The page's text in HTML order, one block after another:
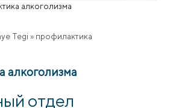
алкоголизма
Tegi » профилактика
алкоголизма
отдел